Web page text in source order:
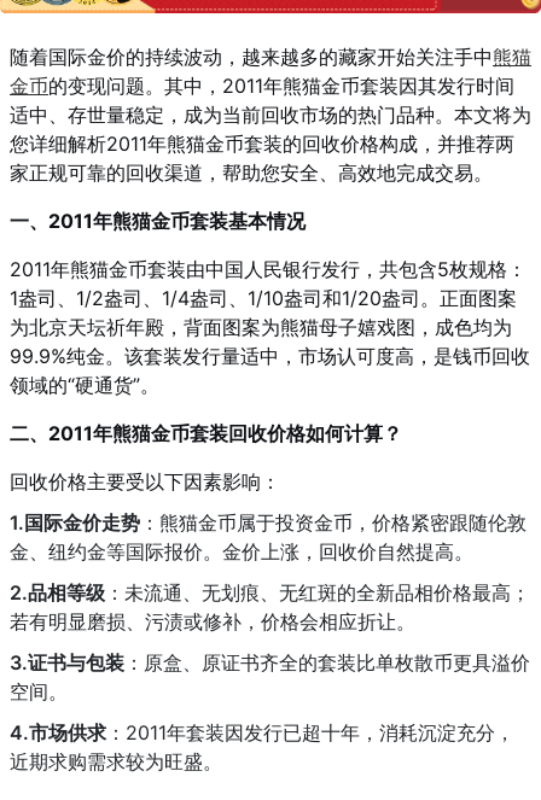
随着国际金价的持续波动，越来越多的藏家开始关注手中熊猫
金币的变现问题。其中，2011年熊猫金币套装因其发行时间
适中、存世量稳定，成为当前回收市场的热门品种。本文将为
您详细解析2011年熊猫金币套装的回收价格构成，并推荐两
家正规可靠的回收渠道，帮助您安全、高效地完成交易。
一、2011年熊猫金币套装基本情况
2011年熊猫金币套装由中国人民银行发行，共包含5枚规格：
1盎司、1/2盎司、1/4盎司、1/10盎司和1/20盎司。正面图案
为北京天坛祈年殿，背面图案为熊猫母子嬉戏图，成色均为
99.9%纯金。该套装发行量适中，市场认可度高，是钱币回收
领域的“硬通货”。
二、2011年熊猫金币套装回收价格如何计算？
回收价格主要受以下因素影响：
1.国际金价走势 ：熊猫金币属于投资金币，价格紧密跟随伦敦
金、纽约金等国际报价。金价上涨，回收价自然提高。
2.品相等级 ：未流通、无划痕、无红斑的全新品相价格最高；
若有明显磨损、污渍或修补，价格会相应折让。
3.证书与包装 ：原盒、原证书齐全的套装比单枚散币更具溢价
空间。
4.市场供求 ：2011年套装因发行已超十年，消耗沉淀充分，
近期求购需求较为旺盛。